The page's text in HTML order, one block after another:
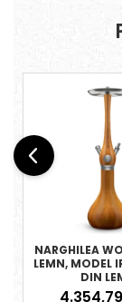
NARGHILEA
LEMN, MODEL
DIN